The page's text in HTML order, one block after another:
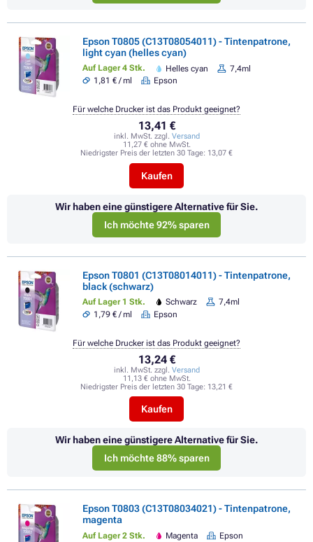
Epson T0805 (C13T08054011) - Tintenpatrone,
light cyan (helles cyan)
Auf Lager 4 Stk. Helles cyan
7,4ml
1,81 € / ml
Epson
13,41 €
inkl. MwSt. zzgl. Versand
11,27 € ohne MwSt.
Niedrigster Preis der letzten 30 Tage: 13,07 €
Kaufen
Für welche Drucker ist das Produkt geeignet?
Wir haben eine günstigere Alternative für Sie.
Ich möchte 92% sparen
Epson T0801 (C13T08014011) - Tintenpatrone,
black (schwarz)
Auf Lager 1 Stk. Schwarz
7,4ml
1,79 € / ml
Epson
13,24 €
inkl. MwSt. zzgl. Versand
11,13 € ohne MwSt.
Niedrigster Preis der letzten 30 Tage: 13,21 €
Kaufen
Für welche Drucker ist das Produkt geeignet?
Wir haben eine günstigere Alternative für Sie.
Ich möchte 88% sparen
Epson T0803 (C13T08034021) - Tintenpatrone,
magenta
Auf Lager 2 Stk. Magenta Epson